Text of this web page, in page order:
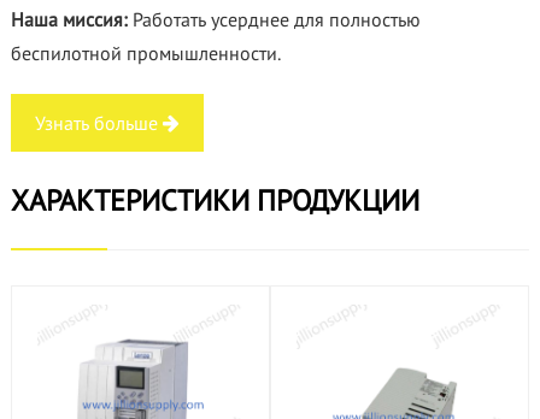
Наша миссия: Работать усерднее для полностью
беспилотной промышленности.
Узнать больше
ХАРАКТЕРИСТИКИ ПРОДУКЦИИ